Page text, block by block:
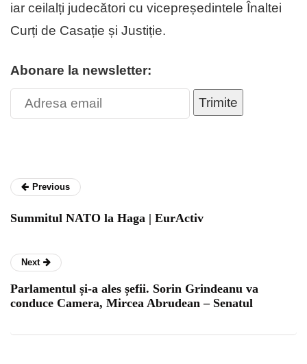
iar ceilalți judecători cu vicepreședintele Înaltei
Curți de Casație și Justiție.
Abonare la newsletter:
Trimite
Previous
Summitul NATO la Haga | EurActiv
Next
Parlamentul și-a ales șefii. Sorin Grindeanu va
conduce Camera, Mircea Abrudean – Senatul